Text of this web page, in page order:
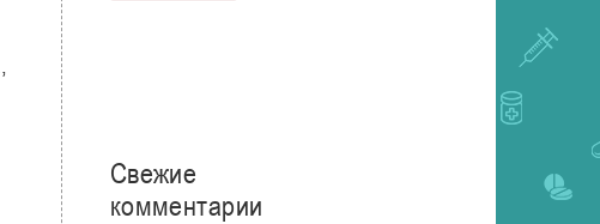
Свежие
комментарии